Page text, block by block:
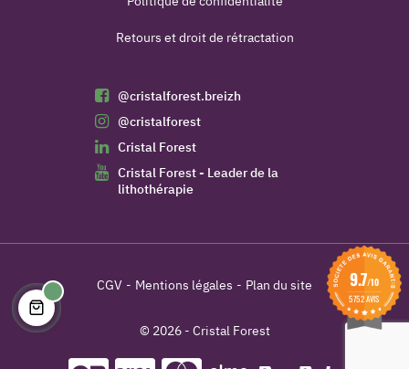
Retours et droit de rétractation
@cristalforest.breizh
@cristalforest
Cristal Forest
Cristal Forest - Leader de la
lithothérapie
CGV Mentions légales Plan du site
© 2026 - Cristal Forest
9.7/10
5752 AVIS